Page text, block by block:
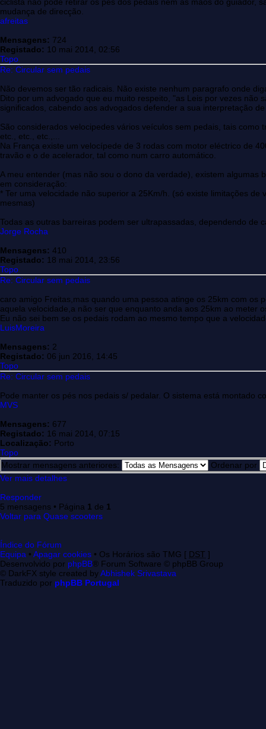
mudança de direcção.
afreitas
Mensagens: 724
Registado: 10 mai 2014, 02:56
Topo
Re: Circular sem pedais
Não devemos ser tão radicais. Não existe nenhum paragrafo onde
Dito por um advogado que eu muito respeito, "as Leis por vezes não
significados, cabendo aos advogados defender a sua interpretação
São considerados velocipedes vários veículos sem pedais, tais como
etc., etc., etc.,...
Na França existe um velocípede de 3 rodas com motor eléctrico de
travão e o de acelerador, tal como num carro automático.
A meu entender (mas não sou o dono da verdade), existem algumas
em consideração:
* Ter uma velocidade não superior a 25Km/h. (só existe limitações
mesmas)
Todas as outras barreiras podem ser ultrapassadas, dependendo de
Jorge Rocha
Mensagens: 410
Registado: 18 mai 2014, 23:56
Topo
Re: Circular sem pedais
caro amigo Freitas,mas quando uma pessoa atinge os 25km com os
aquela velocidade,a não ser que enquanto anda aos 25km ao meter
Eu não sei bem se os pedais rodam ao mesmo tempo que a
LuisMoreira
Mensagens: 2
Registado: 06 jun 2016, 14:45
Topo
Re: Circular sem pedais
Pode manter os pés nos pedais s/ pedalar. O sistema está montado
MVS
Mensagens: 677
Registado: 16 mai 2014, 07:15
Localização: Porto
Topo
Mostrar mensagens anteriores:
Ordenar por
Ver mais detalhes
Responder
5 mensagens • Página 1 de 1
Voltar para Quase scooters
Índice do Fórum
Equipa • Apagar cookies • Os Horários são TMG [ DST ]
Desenvolvido por phpBB® Forum Software © phpBB Group
© DarkFX style created byAbhishek Srivastava
Traduzido por phpBB Portugal